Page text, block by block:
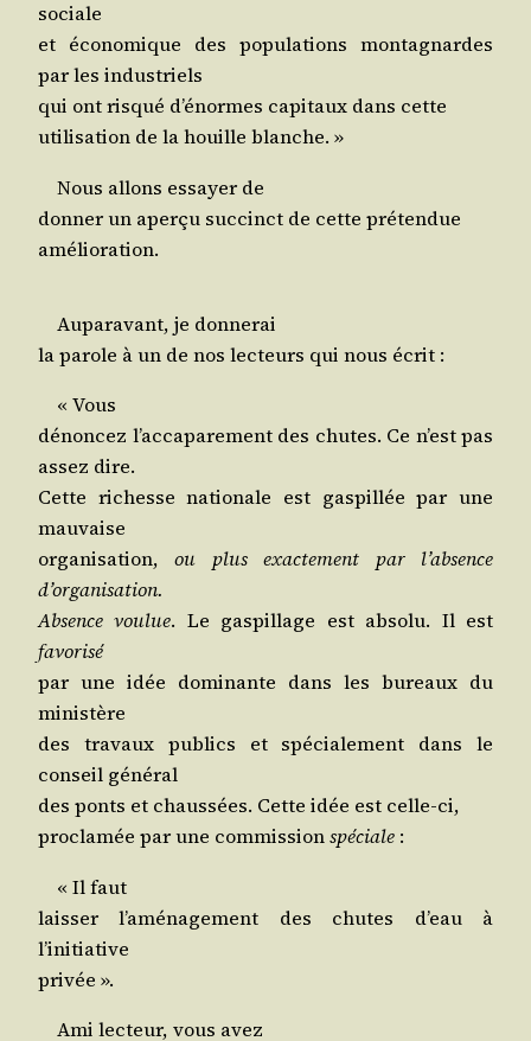
sociale
et éco­no­mique des popu­la­tions mon­ta­gnardes
par les industriels
qui ont ris­qué d’é­normes capi­taux dans cette
uti­li­sa­tion de la houille blanche. »
Nous allons essayer de
don­ner un aper­çu suc­cinct de cette prétendue
amélioration.
Aupa­ra­vant, je donnerai
la parole à un de nos lec­teurs qui nous écrit :
« Vous
dénon­cez l’ac­ca­pa­re­ment des chutes. Ce n’est pas
assez dire.
Cette richesse natio­nale est gas­pillée par une
mauvaise
orga­ni­sa­tion,ou plus exac­te­ment par l’ab­sence
d’organisation.
Absence vou­lue. Le gas­pillage est abso­lu. Il est
favo­ri­sé
par une idée domi­nante dans les bureaux du
ministère
des tra­vaux publics et spé­cia­le­ment dans le
conseil général
des ponts et chaus­sées. Cette idée est celle-ci,
pro­cla­mée par une com­mis­sionspé­ciale :
« Il faut
lais­ser l’a­mé­na­ge­ment des chutes d’eau à
l’initiative
privée ».
Ami lec­teur, vous avez